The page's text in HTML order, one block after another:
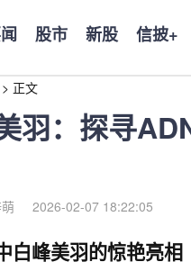
股市 新股 信披+
> 正文
羽：探寻
2026-02-07 18:22:05
白峰美羽的惊艳亮相